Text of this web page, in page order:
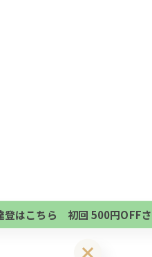
させて頂きます。
な方 お手数ですが、✖印で
登はこちら 初回 500円OFFさ
登はこちら 初回 500円OFFさ